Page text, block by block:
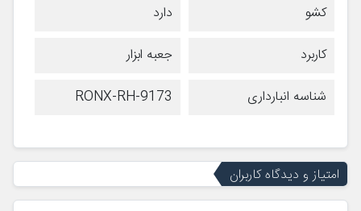
کشو
دارد
کاربرد
جعبه ابزار
شناسه انبارداری
RONX-RH-9173
امتیاز و دیدگاه کاربران